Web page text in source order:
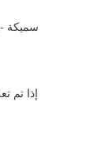
سميكة -
إذا تم